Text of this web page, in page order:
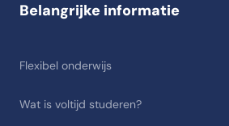
Belangrijke informatie
Flexibel onderwijs
Wat is voltijd studeren?